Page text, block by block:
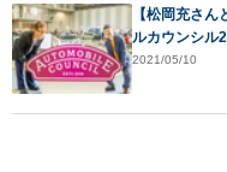
【松岡充さ
ルカウンシル
2021/05/10